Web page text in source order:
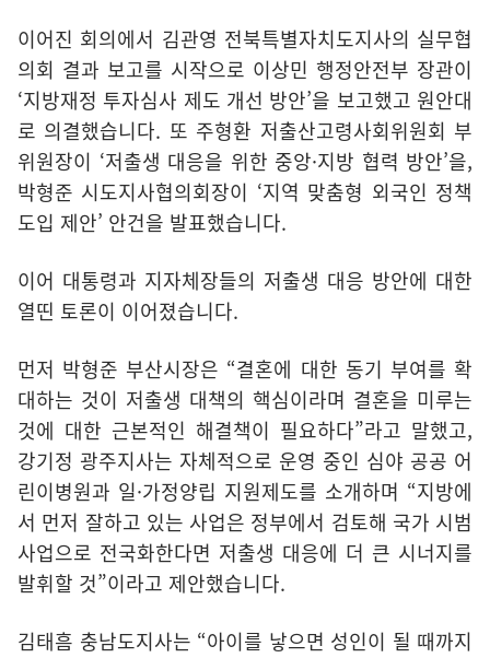
이어진 회의에서 김관영 전북특별자치도지사의 실무협
의회 결과 보고를 시작으로 이상민 행정안전부 장관이
‘지방재정 투자심사 제도 개선 방안’을 보고했고 원안대
로 의결했습니다. 또 주형환 저출산고령사회위원회 부
위원장이 ‘저출생 대응을 위한 중앙·지방 협력 방안’을,
박형준 시도지사협의회장이 ‘지역 맞춤형 외국인 정책
도입 제안’ 안건을 발표했습니다.
이어 대통령과 지자체장들의 저출생 대응 방안에 대한
열띤 토론이 이어졌습니다.
먼저 박형준 부산시장은 “결혼에 대한 동기 부여를 확
대하는 것이 저출생 대책의 핵심이라며 결혼을 미루는
것에 대한 근본적인 해결책이 필요하다”라고 말했고,
강기정 광주지사는 자체적으로 운영 중인 심야 공공 어
린이병원과 일·가정양립 지원제도를 소개하며 “지방에
서 먼저 잘하고 있는 사업은 정부에서 검토해 국가 시범
사업으로 전국화한다면 저출생 대응에 더 큰 시너지를
발휘할 것”이라고 제안했습니다.
김태흠 충남도지사는 “아이를 낳으면 성인이 될 때까지